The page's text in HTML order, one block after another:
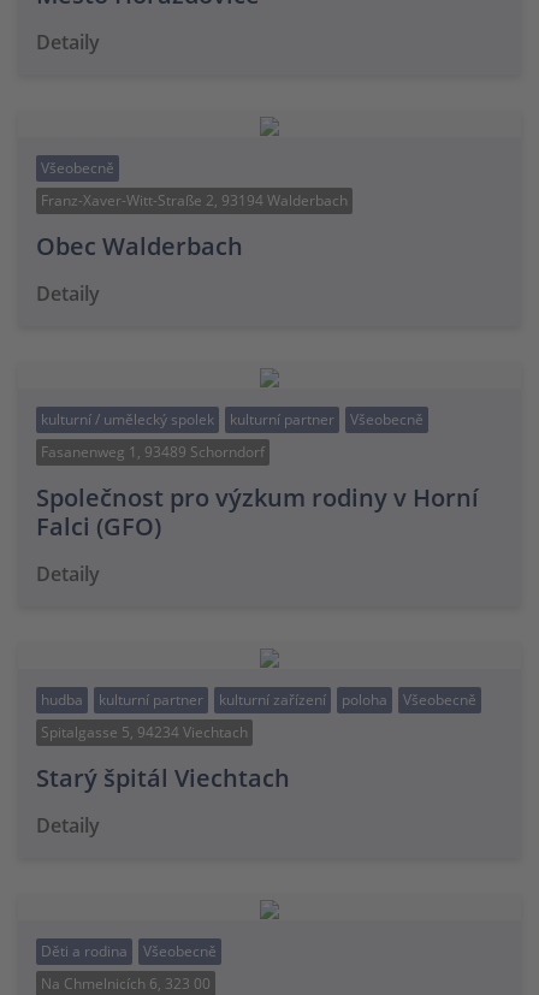
Detaily
Všeobecně
Franz-Xaver-Witt-Straße 2, 93194 Walderbach
Obec Walderbach
Detaily
kulturní / umělecký spolek kulturní partner
Všeobecně
Fasanenweg 1, 93489 Schorndorf
Společnost pro výzkum rodiny v Horní
Falci (GFO)
Detaily
hudba kulturní partner kulturní zařízení poloha
Všeobecně
Spitalgasse 5, 94234 Viechtach
Starý špitál Viechtach
Detaily
Děti a rodina
Všeobecně
Na Chmelnicích 6, 323 00